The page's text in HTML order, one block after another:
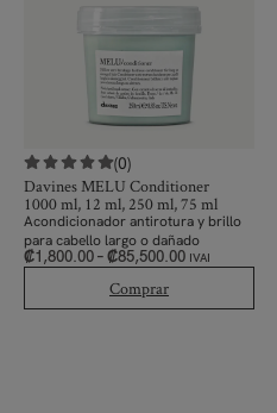
(0)
Davines MELU Conditioner
1000 ml, 12 ml, 250 ml, 75 ml
Acondicionador antirotura y brillo
para cabello largo o dañado
₡1,800.00–₡85,500.00 IVAI
Comprar